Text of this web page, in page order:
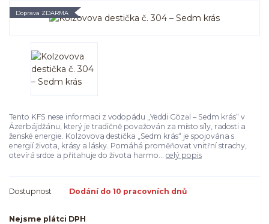
Doprava ZDARMA
Tento KFS nese informaci z vodopádu „Yeddi Gözəl – Sedm krás“ v
Ázerbájdžánu, který je tradičně považován za místo síly, radosti a
ženské energie. Kolzovova destička „Sedm krás“ je spojována s
energií života, krásy a lásky. Pomáhá proměňovat vnitřní strachy,
otevírá srdce a přitahuje do života harmo... celý popis
Dostupnost Dodání do 10 pracovních dnů
Nejsme plátci DPH